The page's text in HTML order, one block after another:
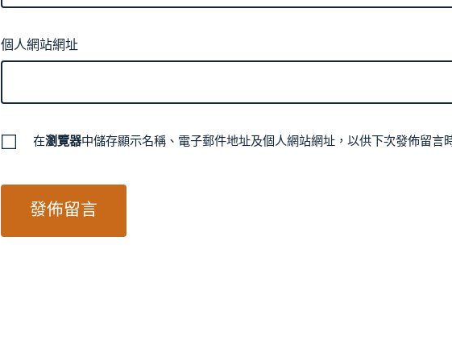
個人網站網址
在瀏覽器中儲存顯示名稱、電子郵件地址及個人網站網址，以供下次發佈留言